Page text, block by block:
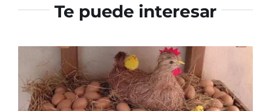
Te puede interesar